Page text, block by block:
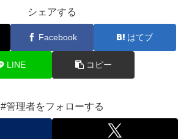
シェアする
Facebook はてブ
LINE コピー
#管理者をフォローする